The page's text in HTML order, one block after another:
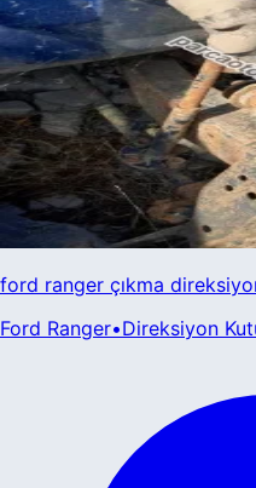
ford ranger çıkma
Ford Ranger•Direksiyon